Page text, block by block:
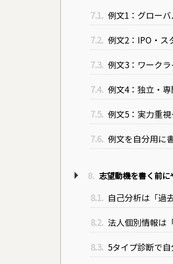
7.1. 例文1：グローバ
7.2. 例文2：IPO・ス
7.3. 例文3：ワーク
7.4. 例文4：独立・専
7.5. 例文5：実力重視
7.6. 例文を自分用に
8. 志望動機を書く前
8.1. 自己分析は「過
8.2. 法人個別情報は
8.3. 5タイプ診断で